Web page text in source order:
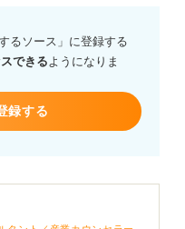
るソース」に登録する
できるようになりま
録する